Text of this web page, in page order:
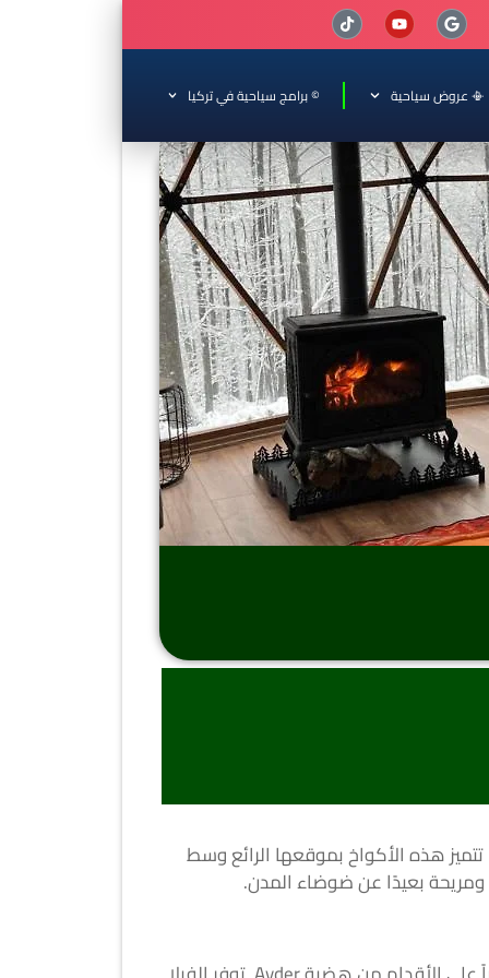
📳 عروض سياحية © برامج سياحية في تركيا
تتميز هذه الأكواخ بموقعها الرائع وسط
ومريحة بعيدًا عن ضوضاء المدن.